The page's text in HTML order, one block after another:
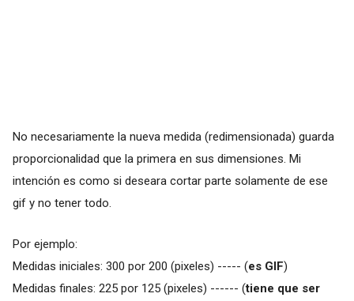
No necesariamente la nueva medida (redimensionada) guarda
proporcionalidad que la primera en sus dimensiones. Mi
intención es como si deseara cortar parte solamente de ese
gif y no tener todo.
Por ejemplo:
Medidas iniciales: 300 por 200 (pixeles) ----- (es GIF)
Medidas finales: 225 por 125 (pixeles) ------ (tiene que ser